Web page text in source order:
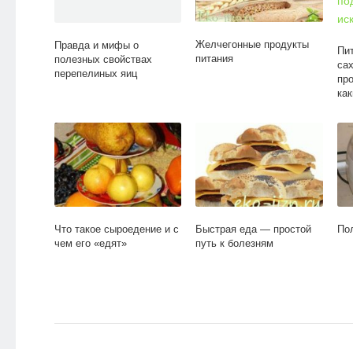
Правда и мифы о
полезных свойствах
перепелиных яиц
Желчегонные продукты
питания
Что такое сыроедение и с
чем его «едят»
Быстрая еда — простой
путь к болезням